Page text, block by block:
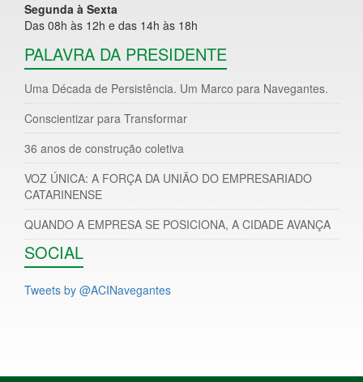
Segunda à Sexta
Das 08h às 12h e das 14h às 18h
PALAVRA DA PRESIDENTE
Uma Década de Persistência. Um Marco para Navegantes.
Conscientizar para Transformar
36 anos de construção coletiva
VOZ ÚNICA: A FORÇA DA UNIÃO DO EMPRESARIADO
CATARINENSE
QUANDO A EMPRESA SE POSICIONA, A CIDADE AVANÇA
SOCIAL
Tweets by @ACINavegantes